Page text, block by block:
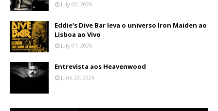
July 02, 2026
Eddie's Dive Bar leva o universo Iron Maiden ao
Lisboa ao Vivo
July 01, 2026
Entrevista aos Heavenwood
June 23, 2026